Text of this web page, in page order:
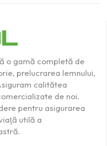
o gamă completă de
prelucrarea lemnului,
calitătea
de noi.
pentru asigurarea
utilă a